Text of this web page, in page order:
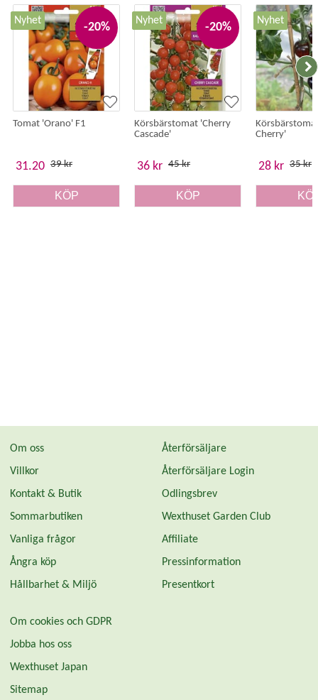
-20%
Nyhet
Tomat 'Orano' F1
31.20 39 kr
KÖP
-20%
Nyhet
Körsbärstomat 'Cherry
Cascade'
36 kr 45 kr
KÖP
Nyhet
Cherry'
28 kr 35 kr
Om oss
Villkor
Kontakt & Butik
Sommarbutiken
Vanliga frågor
Ångra köp
Hållbarhet & Miljö
Återförsäljare
Återförsäljare Login
Odlingsbrev
Wexthuset Garden Club
Affiliate
Pressinformation
Presentkort
Om cookies och GDPR
Jobba hos oss
Wexthuset Japan
Sitemap